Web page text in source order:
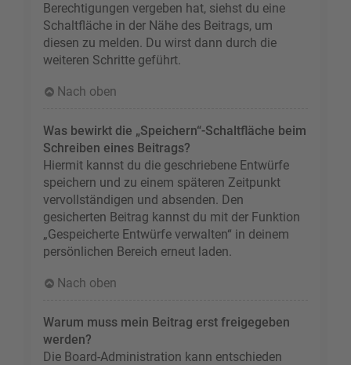
Berechtigungen vergeben hat, siehst du eine
Schaltfläche in der Nähe des Beitrags, um
diesen zu melden. Du wirst dann durch die
weiteren Schritte geführt.
Nach oben
Was bewirkt die „Speichern“-Schaltfläche beim
Schreiben eines Beitrags?
Hiermit kannst du die geschriebene Entwürfe
speichern und zu einem späteren Zeitpunkt
vervollständigen und absenden. Den
gesicherten Beitrag kannst du mit der Funktion
„Gespeicherte Entwürfe verwalten“ in deinem
persönlichen Bereich erneut laden.
Nach oben
Warum muss mein Beitrag erst freigegeben
werden?
Die Board-Administration kann entschieden